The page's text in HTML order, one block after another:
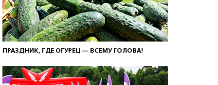
ПРАЗДНИК, ГДЕ ОГУРЕЦ — ВСЕМУ ГОЛОВА!